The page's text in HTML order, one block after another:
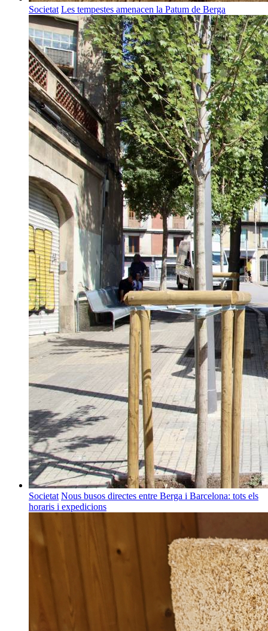
Societat Les tempestes amenacen la Patum de Berga
Societat Nous busos directes entre Berga i Barcelona: tots els
horaris i expedicions